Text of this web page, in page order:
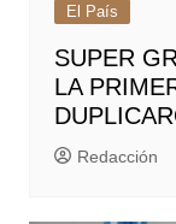
El País
SUPER
LA
Redacción